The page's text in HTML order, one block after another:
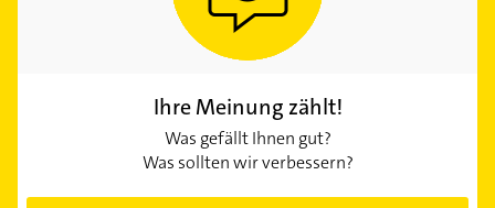
Ihre Meinung zählt!
Was gefällt Ihnen gut?
Was sollten wir verbessern?